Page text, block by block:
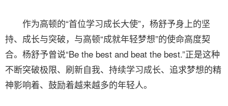
作为高顿的“首位学习成长大使”，杨舒予身上的坚
持、成长与突破，与高顿“成就年轻梦想”的使命高度契
合。杨舒予曾说“Be the best and beat the best.”正是这种
不断突破极限、刷新自我、持续学习成长、追求梦想的精
神影响着、鼓励着越来越多的年轻人。